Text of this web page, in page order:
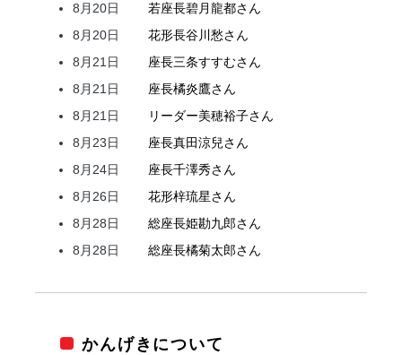
8月20日
若座長碧月龍都さん
8月20日
花形長谷川愁さん
8月21日
座長三条すすむさん
8月21日
座長橘炎鷹さん
8月21日
リーダー美穂裕子さん
8月23日
座長真田涼兒さん
8月24日
座長千澤秀さん
8月26日
花形梓琉星さん
8月28日
総座長姫勘九郎さん
8月28日
総座長橘菊太郎さん
かんげきについて